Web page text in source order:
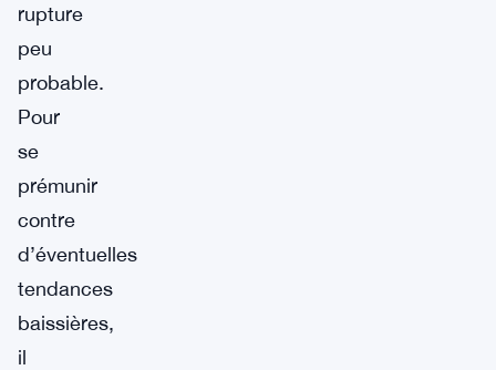
rupture
peu
probable.
Pour
se
prémunir
contre
d’éventuelles
tendances
baissières,
il